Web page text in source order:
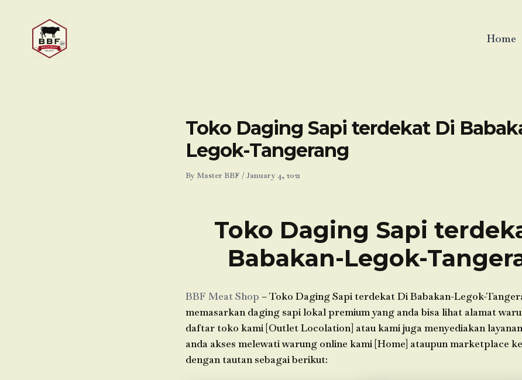
Home
Toko Daging Sapi terdekat Di
Legok-Tangerang
By Master BBF /January 4, 2021
Toko Daging Sapi
Babakan-Legok-
BBF Meat Shop – Toko Daging Sapi terdekat Di Babakan-Legok-
memasarkan daging sapi lokal premium yang anda bisa lihat alamat
daftar toko kami [Outlet Locolation] atau kami juga menyediakan
anda akses melewati warung online kami [Home] ataupun marketplace
dengan tautan sebagai berikut: